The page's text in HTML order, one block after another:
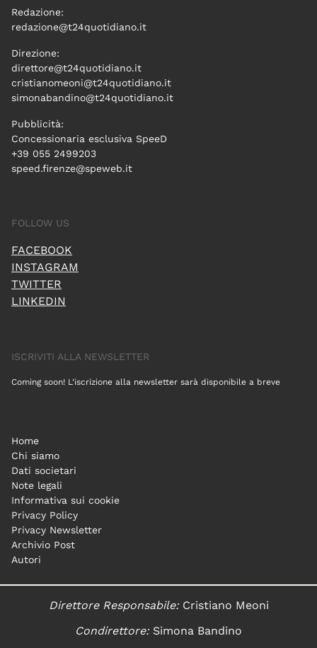
Redazione:
redazione@t24quotidiano.it
Direzione:
direttore@t24quotidiano.it
cristianomeoni@t24quotidiano.it
simonabandino@t24quotidiano.it
Pubblicità:
Concessionaria esclusiva SpeeD
+39 055 2499203
speed.firenze@speweb.it
FOLLOW US
FACEBOOK
INSTAGRAM
TWITTER
LINKEDIN
ISCRIVITI ALLA NEWSLETTER
Coming soon! L'iscrizione alla newsletter sarà disponibile a breve
Home
Chi siamo
Dati societari
Note legali
Informativa sui cookie
Privacy Policy
Privacy Newsletter
Archivio Post
Autori
Direttore Responsabile:Cristiano Meoni
Condirettore:Simona Bandino